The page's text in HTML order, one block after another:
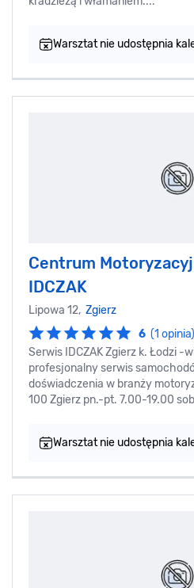
Warsztat nie udostępnia
Centrum
IDCZAK
Lipowa 12, Zgierz
6 (1 opinia)
Serwis IDCZAK Zgierz k. Łodzi -
profesjonalny serwis
doświadczenia w branży
100 Zgierz pn.-pt. 7.00-19.00
Warsztat nie udostępnia